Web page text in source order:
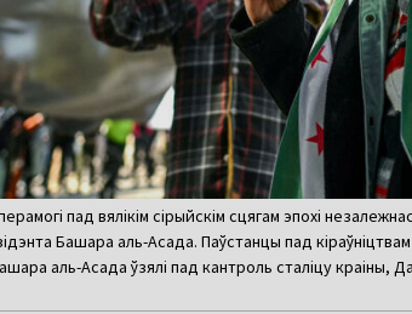
пад вялікім сірыйскім сцягам эпохі
Башара аль-Асада. Паўстанцы пад кіраўніцтвам
аль-Асада ўзялі пад кантроль сталіцу краіны,